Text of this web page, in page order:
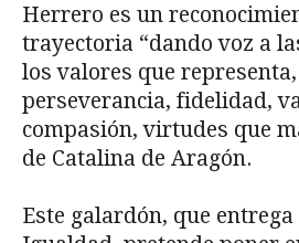
Herrero es un
trayectoria “dando voz a
los valores que
perseverancia, fidelidad,
compasión, virtudes que
de Catalina de Aragón.
Este galardón, que